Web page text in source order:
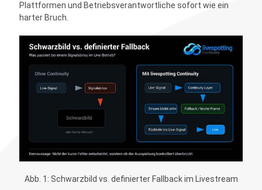
Plattformen und Betriebsverantwortliche sofort wie ein
harter Bruch.
Abb. 1: Schwarzbild vs. definierter Fallback im Livestream